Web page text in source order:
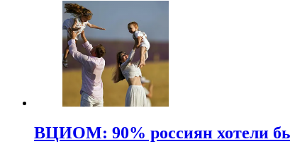
ВЦИОМ: 90% россиян хотели бы